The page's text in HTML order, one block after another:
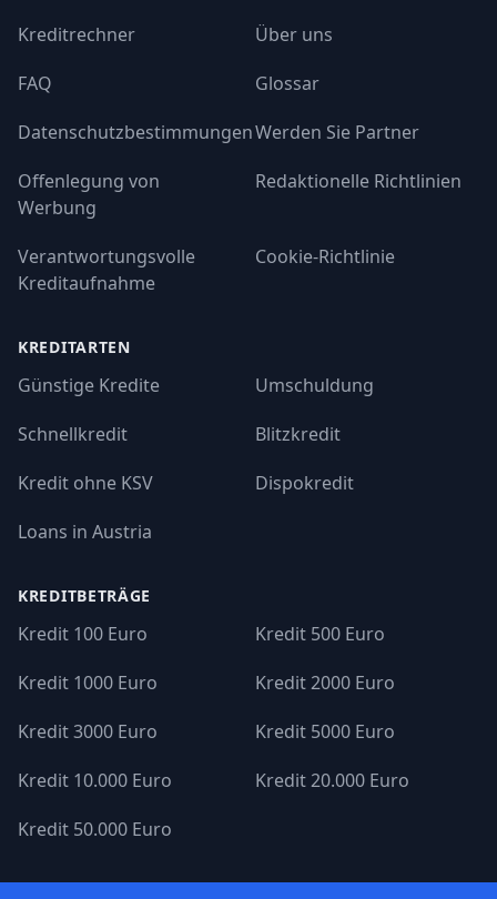
Kreditrechner
Über uns
FAQ
Glossar
DatenschutzbestimmungenWerden Sie Partner
Offenlegung von
Werbung
Redaktionelle Richtlinien
Verantwortungsvolle
Kreditaufnahme
Cookie-Richtlinie
KREDITARTEN
Günstige Kredite
Umschuldung
Schnellkredit
Blitzkredit
Kredit ohne KSV
Dispokredit
Loans in Austria
KREDITBETRÄGE
Kredit 100 Euro
Kredit 500 Euro
Kredit 1000 Euro
Kredit 2000 Euro
Kredit 3000 Euro
Kredit 5000 Euro
Kredit 10.000 Euro
Kredit 20.000 Euro
Kredit 50.000 Euro